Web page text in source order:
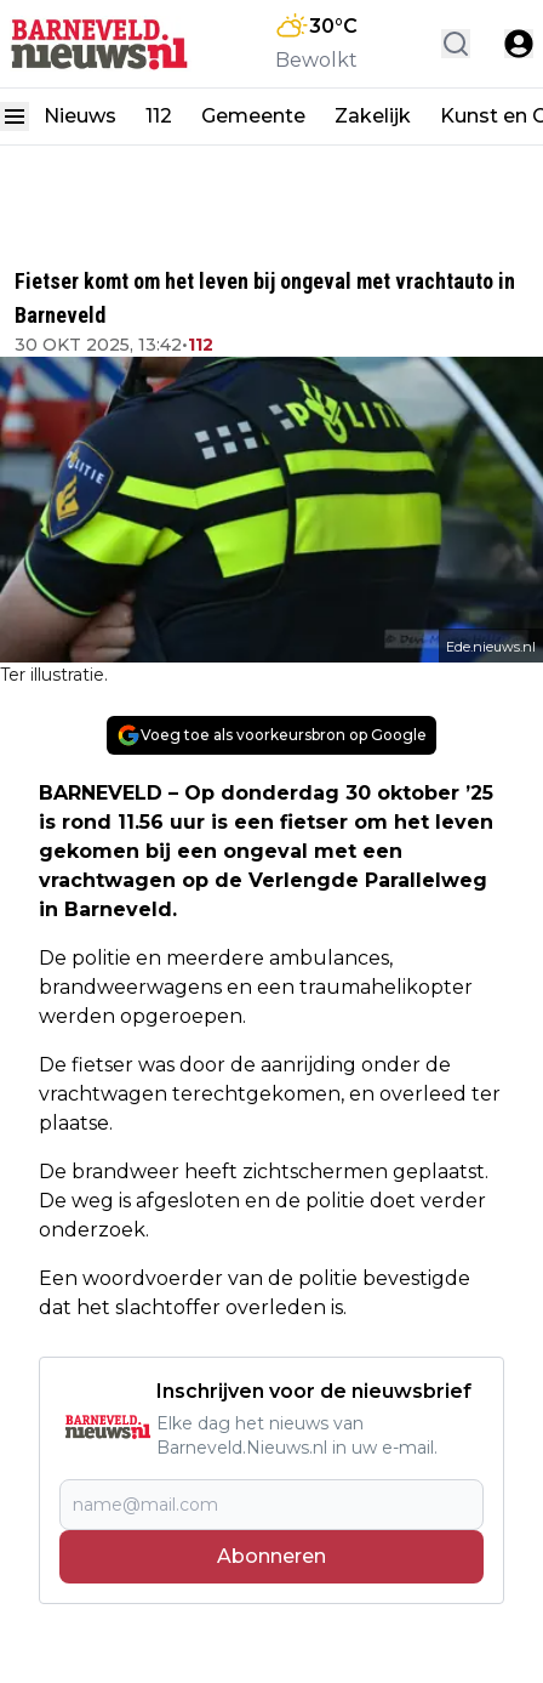
30°C
Bewolkt
Nieuws 112 Gemeente Zakelijk Kunst en
Fietser komt om het leven bij ongeval met vrachtauto in
Barneveld
30 OKT 2025, 13:42•112
Ede.nieuws.nl
Ter illustratie.
Voeg toe als voorkeursbron op Google
BARNEVELD – Op donderdag 30 oktober ’25
is rond 11.56 uur is een fietser om het leven
gekomen bij een ongeval met een
vrachtwagen op de Verlengde Parallelweg
in Barneveld.
De politie en meerdere ambulances,
brandweerwagens en een traumahelikopter
werden opgeroepen.
De fietser was door de aanrijding onder de
vrachtwagen terechtgekomen, en overleed ter
plaatse.
De brandweer heeft zichtschermen geplaatst.
De weg is afgesloten en de politie doet verder
onderzoek.
Een woordvoerder van de politie bevestigde
dat het slachtoffer overleden is.
Inschrijven voor de nieuwsbrief
Elke dag het nieuws van
Barneveld.Nieuws.nl in uw e-mail.
Abonneren